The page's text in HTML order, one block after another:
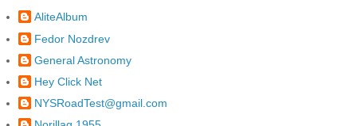
AliteAlbum
Fedor Nozdrev
General Astronomy
Hey Click Net
NYSRoadTest@gmail.com